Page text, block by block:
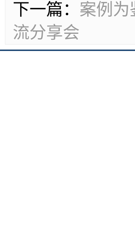
下一篇： 案例
流分享会